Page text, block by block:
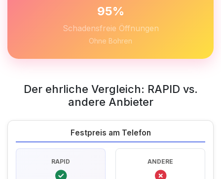
95%
Schadensfreie Öffnungen
Ohne Bohren
Der ehrliche Vergleich: RAPID vs.
andere Anbieter
Festpreis am Telefon
RAPID ANDERE